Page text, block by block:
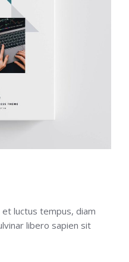
luctus tempus, diam
libero sapien sit